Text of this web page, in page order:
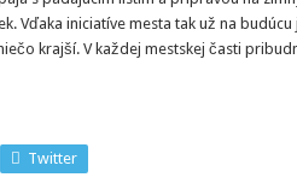
časti
na
jar
rozkvitnú
Vďaka iniciatíve mesta tak už na
krajší. V každej mestskej časti
Twitter